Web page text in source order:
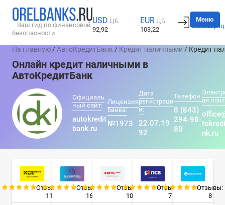
Ваш гид по финансовой
безопасности
USD ЦБ
92,92
EUR ЦБ
103,22
Вход
Меню
На главную /АвтоКредитБанк / Кредит наличными / Кредит
Онлайн кредит наличными в
АвтоКредитБанк
Официаль
ный сайт:
autokredit
bank.ru
Лицензия
банка:
№1973
Дата
регистраци
и:
22.07.19
92
Телефон:
8 (843)
294-98-
80
ая
nk.ru
Отзывы:
11
Отзывы:
16
Отзывы:
10
Отзывы:
7
Отзывы:
8